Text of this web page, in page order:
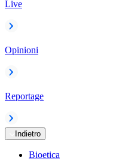
Live
Opinioni
Reportage
Indietro
Bioetica